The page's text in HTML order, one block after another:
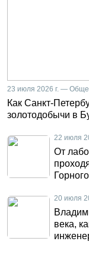
23 июля 2026 г. —
Как Санкт-
золотодобычи в
22 июля
От
20 июля
века,